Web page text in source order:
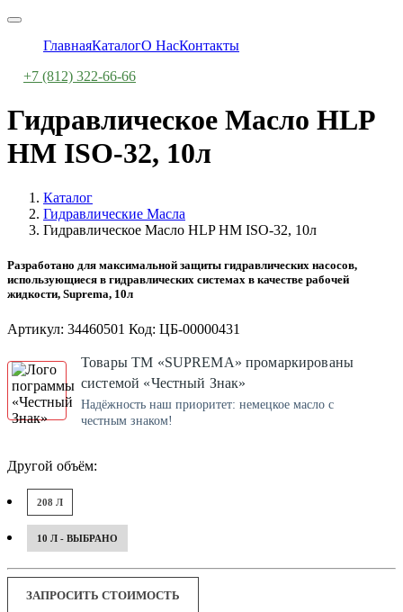
ГлавнаяКаталогО НасКонтакты
+7 (812) 322-66-66
Гидравлическое Масло HLP
HM ISO-32, 10л
Каталог
Гидравлические Масла
Гидравлическое Масло HLP HM ISO-32, 10л
Разработано для максимальной защиты гидравлических насосов,
использующиеся в гидравлических системах в качестве рабочей
жидкости, Suprema, 10л
Артикул: 34460501 Код: ЦБ-00000431
Товары ТМ «SUPREMA» промаркированы
системой «Честный Знак»
Надёжность наш приоритет: немецкое масло с
честным знаком!
Другой объём:
208 Л
10 Л - ВЫБРАНО
ЗАПРОСИТЬ СТОИМОСТЬ